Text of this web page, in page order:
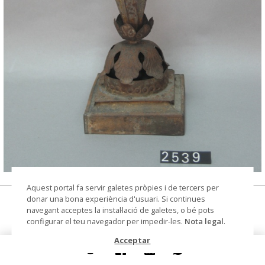
© Arxiu Fotogràfic del Consorci del Patrimoni de
Sitges
candeler de sobretaula
Datació segle XVIII
Aquest portal fa servir galetes pròpies i de tercers per
donar una bona experiència d'usuari. Si continues
navegant acceptes la instal·lació de galetes, o bé pots
configurar el teu navegador per impedir-les. Nota legal.
Acceptar